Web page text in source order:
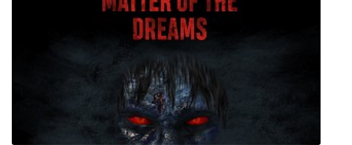
Paws and Soul